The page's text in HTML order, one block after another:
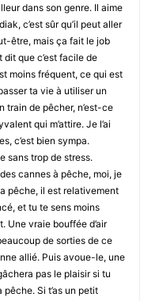
dans son genre. Il aime
c’est sûr qu’il peut aller
être, mais ça fait le job
dit que c’est facile de
moins fréquent, ce qui est
ta vie à utiliser un
train de pêcher, n’est-ce
qui m’attire. Je l’ai
c’est bien sympa.
sans trop de stress.
cannes à pêche, moi, je
pêche, il est relativement
et tu te sens moins
Une vraie bouffée d’air
de sorties de ce
allié. Puis avoue-le, une
pas le plaisir si tu
Si t’as un petit